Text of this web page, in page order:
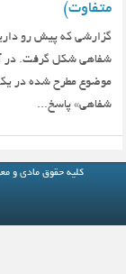
متفاوت)
گزارشی که پیش رو
شفاهی شکل گرفت. در
موضوع مطرح شده در
شفاهی» پاسخ...
کلیه حقوق مادی و